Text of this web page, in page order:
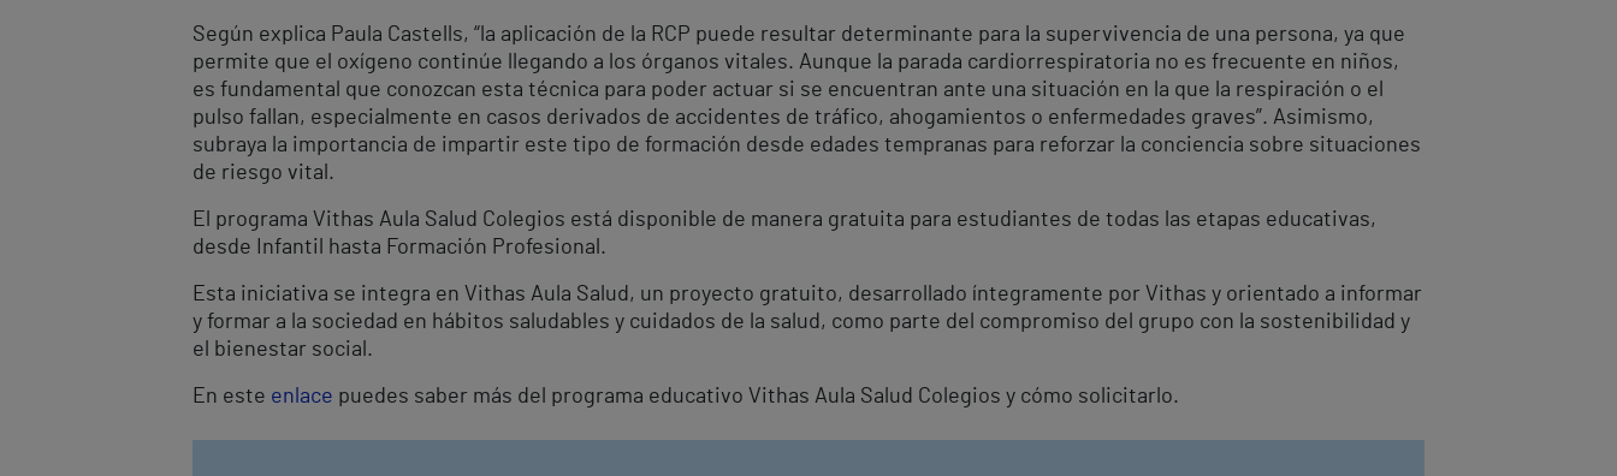
Según explica Paula Castells, “la aplicación de la RCP puede resultar determinante para la supervivencia de una persona, ya que
permite que el oxígeno continúe llegando a los órganos vitales. Aunque la parada cardiorrespiratoria no es frecuente en niños,
es fundamental que conozcan esta técnica para poder actuar si se encuentran ante una situación en la que la respiración o el
pulso fallan, especialmente en casos derivados de accidentes de tráfico, ahogamientos o enfermedades graves”. Asimismo,
subraya la importancia de impartir este tipo de formación desde edades tempranas para reforzar la conciencia sobre situaciones
de riesgo vital.
El programa Vithas Aula Salud Colegios está disponible de manera gratuita para estudiantes de todas las etapas educativas,
desde Infantil hasta Formación Profesional.
Esta iniciativa se integra en Vithas Aula Salud, un proyecto gratuito, desarrollado íntegramente por Vithas y orientado a informar
y formar a la sociedad en hábitos saludables y cuidados de la salud, como parte del compromiso del grupo con la sostenibilidad y
el bienestar social.
En este enlace puedes saber más del programa educativo Vithas Aula Salud Colegios y cómo solicitarlo.